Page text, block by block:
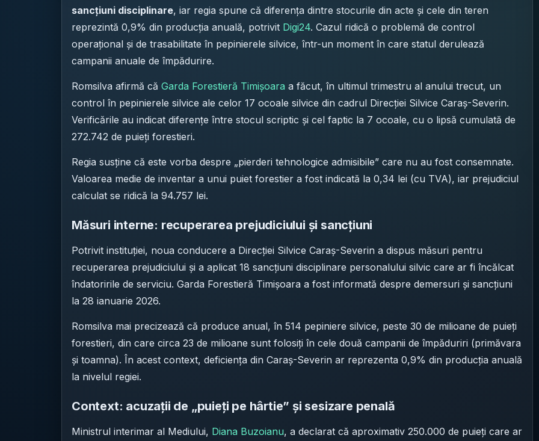
sancțiuni disciplinare, iar regia spune că diferența dintre stocurile din acte și cele din teren
reprezintă 0,9% din producția anuală, potrivit Digi24. Cazul ridică o problemă de control
operațional și de trasabilitate în pepinierele silvice, într-un moment în care statul derulează
campanii anuale de împădurire.
Romsilva afirmă că Garda Forestieră Timișoara a făcut, în ultimul trimestru al anului trecut, un
control în pepinierele silvice ale celor 17 ocoale silvice din cadrul Direcției Silvice Caraș-Severin.
Verificările au indicat diferențe între stocul scriptic și cel faptic la 7 ocoale, cu o lipsă cumulată de
272.742 de puieți forestieri.
Regia susține că este vorba despre „pierderi tehnologice admisibile” care nu au fost consemnate.
Valoarea medie de inventar a unui puiet forestier a fost indicată la 0,34 lei (cu TVA), iar prejudiciul
calculat se ridică la 94.757 lei.
Măsuri interne: recuperarea prejudiciului și sancțiuni
Potrivit instituției, noua conducere a Direcției Silvice Caraș-Severin a dispus măsuri pentru
recuperarea prejudiciului și a aplicat 18 sancțiuni disciplinare personalului silvic care ar fi încălcat
îndatoririle de serviciu. Garda Forestieră Timișoara a fost informată despre demersuri și sancțiuni
la 28 ianuarie 2026.
Romsilva mai precizează că produce anual, în 514 pepiniere silvice, peste 30 de milioane de puieți
forestieri, din care circa 23 de milioane sunt folosiți în cele două campanii de împăduriri (primăvara
și toamna). În acest context, deficiența din Caraș-Severin ar reprezenta 0,9% din producția anuală
la nivelul regiei.
Context: acuzații de „puieți pe hârtie” și sesizare penală
Ministrul interimar al Mediului, Diana Buzoianu, a declarat că aproximativ 250.000 de puieți care ar